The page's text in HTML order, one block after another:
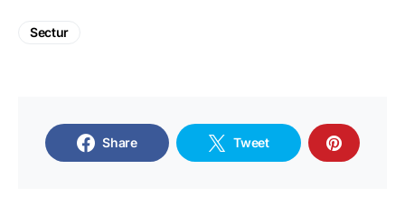
Sectur
Share Tweet